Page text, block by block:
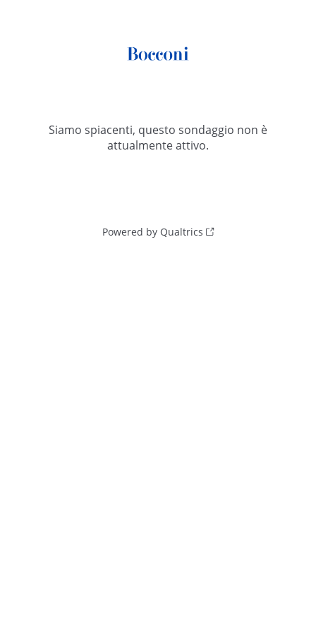
Siamo spiacenti, questo sondaggio non è
attualmente attivo.
Powered by Qualtrics